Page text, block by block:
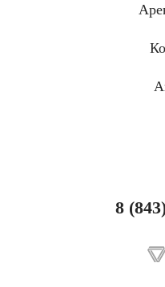
8